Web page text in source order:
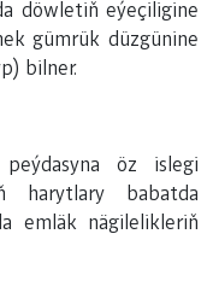
döwletiň eýeçiligine
gümrük düzgünine
bilner.
öz islegi
harytlary babatda
emläk nägilelikleriň